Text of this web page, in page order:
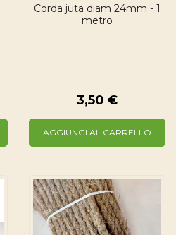
Corda juta diam 24mm - 1
metro
3,50 €
AGGIUNGI AL CARRELLO